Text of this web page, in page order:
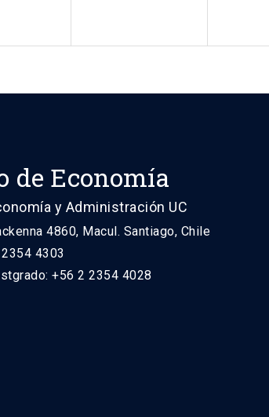
de Economía
y Administración UC
4860, Macul. Santiago, Chile
4303
+56 2 2354 4028